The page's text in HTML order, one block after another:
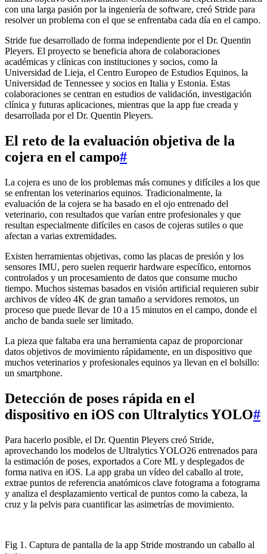
con una larga pasión por la ingeniería de software, creó Stride para
resolver un problema con el que se enfrentaba cada día en el campo.
Stride fue desarrollado de forma independiente por el Dr. Quentin
Pleyers. El proyecto se beneficia ahora de colaboraciones
académicas y clínicas con instituciones y socios, como la
Universidad de Lieja, el Centro Europeo de Estudios Equinos, la
Universidad de Tennessee y socios en Italia y Estonia. Estas
colaboraciones se centran en estudios de validación, investigación
clínica y futuras aplicaciones, mientras que la app fue creada y
desarrollada por el Dr. Quentin Pleyers.
El reto de la evaluación objetiva de la
cojera en el campo#
La cojera es uno de los problemas más comunes y difíciles a los que
se enfrentan los veterinarios equinos. Tradicionalmente, la
evaluación de la cojera se ha basado en el ojo entrenado del
veterinario, con resultados que varían entre profesionales y que
resultan especialmente difíciles en casos de cojeras sutiles o que
afectan a varias extremidades.
Existen herramientas objetivas, como las placas de presión y los
sensores IMU, pero suelen requerir hardware específico, entornos
controlados y un procesamiento de datos que consume mucho
tiempo. Muchos sistemas basados en visión artificial requieren subir
archivos de vídeo 4K de gran tamaño a servidores remotos, un
proceso que puede llevar de 10 a 15 minutos en el campo, donde el
ancho de banda suele ser limitado.
La pieza que faltaba era una herramienta capaz de proporcionar
datos objetivos de movimiento rápidamente, en un dispositivo que
muchos veterinarios y profesionales equinos ya llevan en el bolsillo:
un smartphone.
Detección de poses rápida en el
dispositivo en iOS con Ultralytics YOLO#
Para hacerlo posible, el Dr. Quentin Pleyers creó Stride,
aprovechando los modelos de Ultralytics YOLO26 entrenados para
la estimación de poses, exportados a Core ML y desplegados de
forma nativa en iOS. La app graba un vídeo del caballo al trote,
extrae puntos de referencia anatómicos clave fotograma a fotograma
y analiza el desplazamiento vertical de puntos como la cabeza, la
cruz y la pelvis para cuantificar las asimetrías de movimiento.
Fig 1. Captura de pantalla de la app Stride mostrando un caballo al